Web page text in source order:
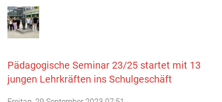
Pädagogische Seminar 23/25 startet mit 13
jungen Lehrkräften ins Schulgeschäft